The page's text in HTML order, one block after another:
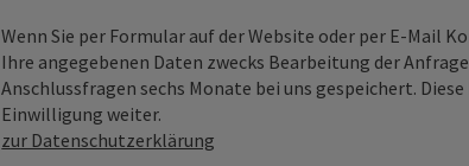
Wenn Sie per Formular auf der Website oder per E-Mail
Ihre angegebenen Daten zwecks Bearbeitung der
Anschlussfragen sechs Monate bei uns gespeichert.
Einwilligung weiter.
zur Datenschutzerklärung